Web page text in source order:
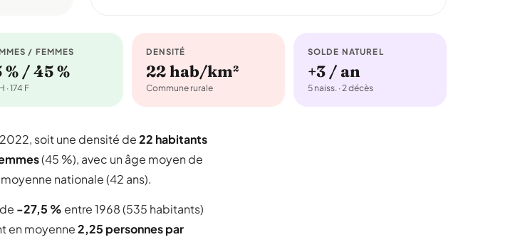
/ FEMMES
% / 45 %
· 174 F
DENSITÉ
22 hab/km²
Commune rurale
SOLDE NATUREL
+3 / an
5 naiss. · 2 décès
soit une densité de22 habitants
(45 %), avec un âge moyen de
nationale (42 ans).
-27,5 % entre 1968 (535 habitants)
en moyenne2,25 personnes par